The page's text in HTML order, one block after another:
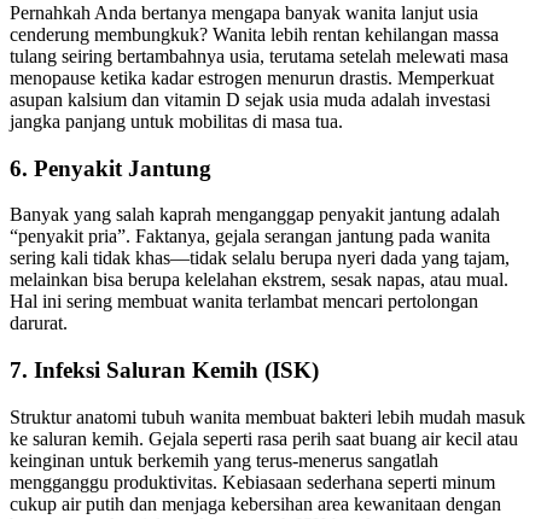
Pernahkah Anda bertanya mengapa banyak wanita lanjut usia
cenderung membungkuk? Wanita lebih rentan kehilangan massa
tulang seiring bertambahnya usia, terutama setelah melewati masa
menopause ketika kadar estrogen menurun drastis. Memperkuat
asupan kalsium dan vitamin D sejak usia muda adalah investasi
jangka panjang untuk mobilitas di masa tua.
6. Penyakit Jantung
Banyak yang salah kaprah menganggap penyakit jantung adalah
“penyakit pria”. Faktanya, gejala serangan jantung pada wanita
sering kali tidak khas—tidak selalu berupa nyeri dada yang tajam,
melainkan bisa berupa kelelahan ekstrem, sesak napas, atau mual.
Hal ini sering membuat wanita terlambat mencari pertolongan
darurat.
7. Infeksi Saluran Kemih (ISK)
Struktur anatomi tubuh wanita membuat bakteri lebih mudah masuk
ke saluran kemih. Gejala seperti rasa perih saat buang air kecil atau
keinginan untuk berkemih yang terus-menerus sangatlah
mengganggu produktivitas. Kebiasaan sederhana seperti minum
cukup air putih dan menjaga kebersihan area kewanitaan dengan